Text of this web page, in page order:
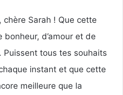
chère Sarah ! Que cette
d’amour et de
Puissent tous tes souhaits
instant et que cette
meilleure que la